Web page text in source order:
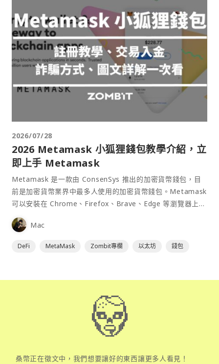
2026/07/28
2026 Metamask 小狐狸錢包教學介紹，立
即上手 Metamask
Metamask 是一款由 ConsenSys 推出的加密貨幣錢包，目
前是加密貨幣業界中最多人使用的加密貨幣錢包。Metamask
可以安裝在 Chrome、Firefox、Brave、Edge 等瀏覽器上作
為插件使用，具備許多功能且使用上非常方便。
Mac
DeFi MetaMask Zombit專欄 以太坊 錢包
桑幣正在徵文中，我們想要讓好的東西讓更多人看見！